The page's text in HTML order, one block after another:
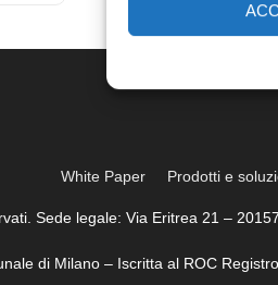
White Paper Prodotti e
Sede legale: Via Eritrea 21 –
di Milano – Iscritta al ROC